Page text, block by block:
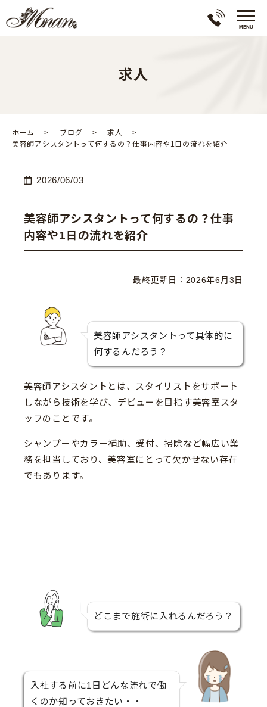
求人
ホーム ブログ
求人
美容師アシスタントって何するの？仕事内容や1日の流れを紹介
2026/06/03
美容師アシスタントって何するの？仕事
内容や1日の流れを紹介
最終更新日： 2026年6月3日
美容師アシスタントって具体的に
何するんだろう？
美容師アシスタントとは、スタイリストをサポート
しながら技術を学び、デビューを目指す美容室スタ
ッフのことです。
シャンプーやカラー補助、受付、掃除など幅広い業
務を担当しており、美容室にとって欠かせない存在
でもあります。
どこまで施術に入れるんだろう？
入社する前に1日どんな流れで働
くのか知っておきたい・・